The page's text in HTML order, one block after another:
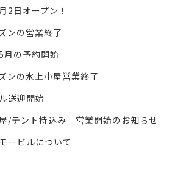
2日オープン！
ンの営業終了
月の予約開始
ンの氷上小屋営業終了
送迎開始
/テント持込み 営業開始のお知らせ
ービルについて